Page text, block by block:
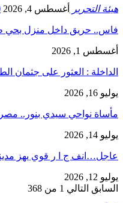
هيئة التحرير أغسطس 4, 2026
فاس.. حريق داخل منزل بحي
أغسطس 1, 2026
​الداخلة : العثور على جثمان
يوليو 16, 2026
مأساة نواحي سيدي بنور..
يوليو 14, 2026
عاجل…انف ج ا ر قوي يهز
يوليو 12, 2026
السابق التالي 1 من 368